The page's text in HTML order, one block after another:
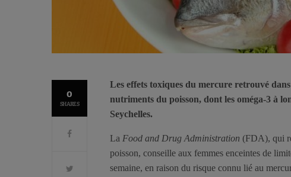
0
SHARES
Les effets toxiques du mercure retrouvé
nutriments du poisson, dont les oméga-3 à
Seychelles.
La Food and Drug Administration (FDA), qui
poisson, conseille aux femmes enceintes de
semaine, en raison du risque connu lié au